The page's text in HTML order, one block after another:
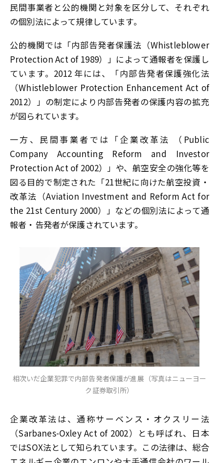
民間事業者と公的機関と対象を区分して、それぞれ
の個別法によって規律しています。
公的機関では「内部告発者保護法（Whistleblower
Protection Act of 1989）」によって通報者を保護し
ています。2012 年には、「内部告発者保護強化法
（Whistleblower Protection Enhancement Act of
2012）」の制定により内部告発者の保護内容の拡充
が図られています。
一方、民間事業者では「企業改革法 （Public
Company Accounting Reform and Investor
Protection Act of 2002）」や、航空安全の強化等を
図る目的で制定された「21世紀に向けた航空投資・
改革法（Aviation Investment and Reform Act for
the 21st Century 2000）」などの個別法によって通
報者・告発者が保護されています。
相次いだ企業犯罪で内部告発者保護が進展（写真はニューヨー
ク証券取引所）
企業改革法は、通称サーベンス・オクスリー法
（Sarbanes-Oxley Act of 2002）とも呼ばれ、日本
ではSOX法として知られています。この法律は、総合